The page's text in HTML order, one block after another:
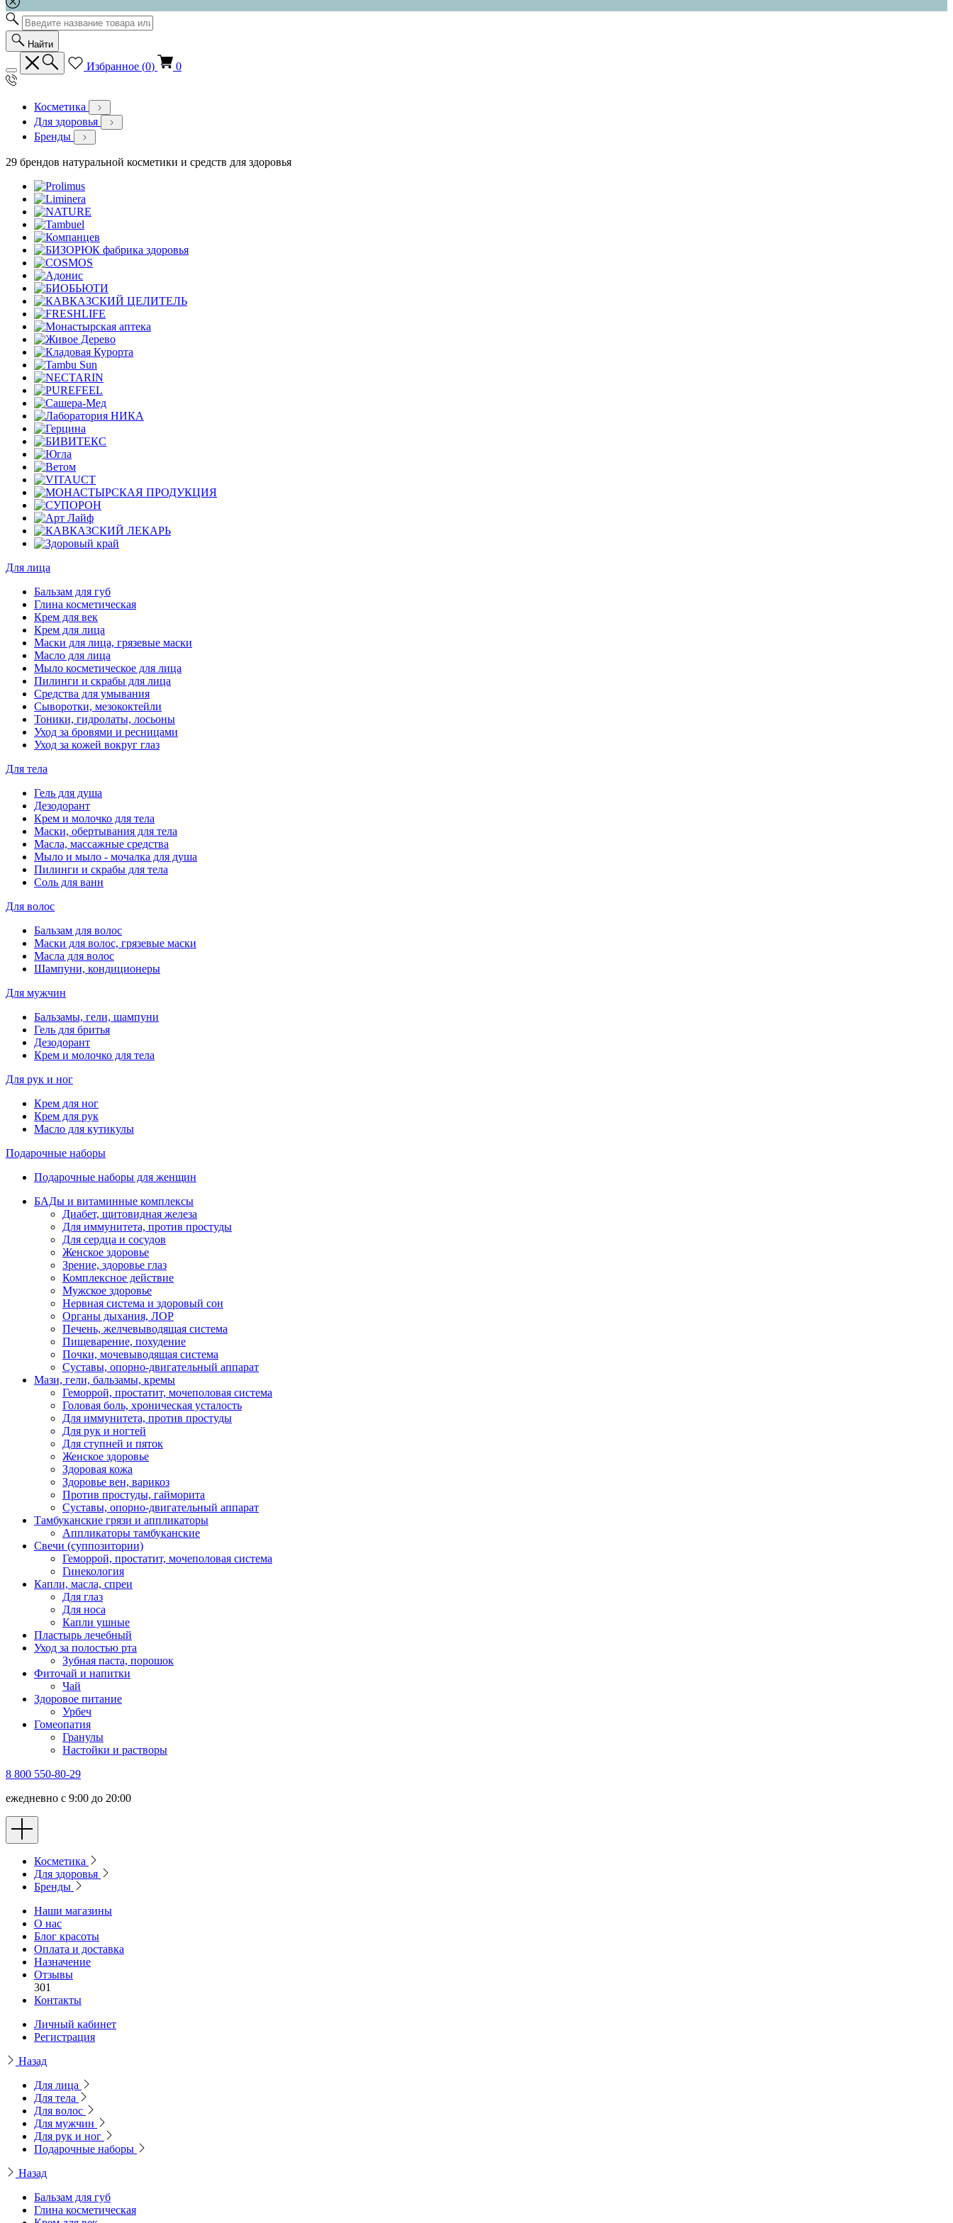
Найти
Избранное (0) 0
Косметика
Для здоровья
Бренды
29 брендов натуральной косметики и средств для здоровья
Для лица
Бальзам для губ
Глина косметическая
Крем для век
Крем для лица
Маски для лица, грязевые маски
Масло для лица
Мыло косметическое для лица
Пилинги и скрабы для лица
Средства для умывания
Сыворотки, мезококтейли
Тоники, гидролаты, лосьоны
Уход за бровями и ресницами
Уход за кожей вокруг глаз
Для тела
Гель для душа
Дезодорант
Крем и молочко для тела
Маски, обертывания для тела
Масла, массажные средства
Мыло и мыло - мочалка для душа
Пилинги и скрабы для тела
Соль для ванн
Для волос
Бальзам для волос
Маски для волос, грязевые маски
Масла для волос
Шампуни, кондиционеры
Для мужчин
Бальзамы, гели, шампуни
Гель для бритья
Дезодорант
Крем и молочко для тела
Для рук и ног
Крем для ног
Крем для рук
Масло для кутикулы
Подарочные наборы
Подарочные наборы для женщин
БАДы и витаминные комплексы
Диабет, щитовидная железа
Для иммунитета, против простуды
Для сердца и сосудов
Женское здоровье
Зрение, здоровье глаз
Комплексное действие
Мужское здоровье
Нервная система и здоровый сон
Органы дыхания, ЛОР
Печень, желчевыводящая система
Пищеварение, похудение
Почки, мочевыводящая система
Суставы, опорно-двигательный аппарат
Мази, гели, бальзамы, кремы
Геморрой, простатит, мочеполовая система
Головая боль, хроническая усталость
Для иммунитета, против простуды
Для рук и ногтей
Для ступней и пяток
Женское здоровье
Здоровая кожа
Здоровье вен, варикоз
Против простуды, гайморита
Суставы, опорно-двигательный аппарат
Тамбуканские грязи и аппликаторы
Аппликаторы тамбуканские
Свечи (суппозитории)
Геморрой, простатит, мочеполовая система
Гинекология
Капли, масла, спреи
Для глаз
Для носа
Капли ушные
Пластырь лечебный
Уход за полостью рта
Зубная паста, порошок
Фиточай и напитки
Чай
Здоровое питание
Урбеч
Гомеопатия
Гранулы
Настойки и растворы
8 800 550-80-29
ежедневно с 9:00 до 20:00
Косметика
Для здоровья
Бренды
Наши магазины
О нас
Блог красоты
Оплата и доставка
Назначение
Отзывы
301
Контакты
Личный кабинет
Регистрация
Назад
Для лица
Для тела
Для волос
Для мужчин
Для рук и ног
Подарочные наборы
Назад
Бальзам для губ
Глина косметическая